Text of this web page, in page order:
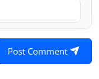
Post Comment